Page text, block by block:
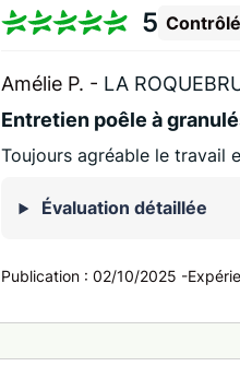
5 Contrôlé
Amélie P. - LA
Entretien poêle à
Toujours agréable le travail
Évaluation détaillée
Publication :02/10/2025 -